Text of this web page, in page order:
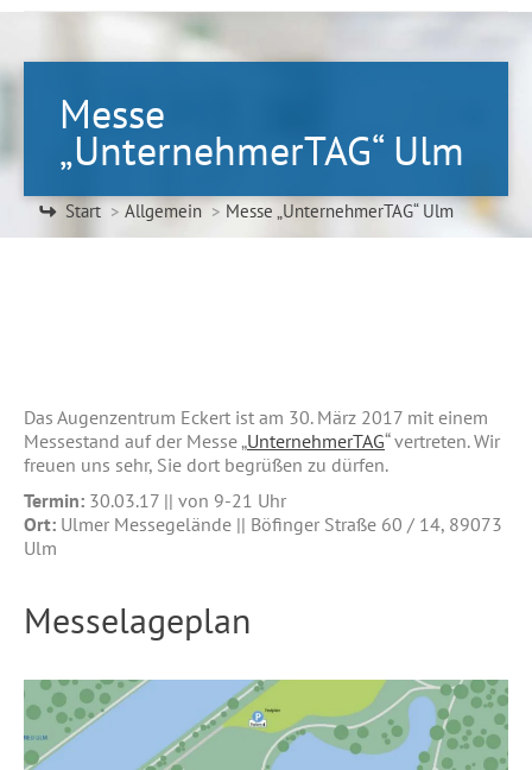
Messe
„UnternehmerTAG“ Ulm
Sie befinden sich hier:
Start Allgemein Messe „UnternehmerTAG“ Ulm
Das Augenzentrum Eckert ist am 30. März 2017 mit einem
Messestand auf der Messe „UnternehmerTAG“ vertreten. Wir
freuen uns sehr, Sie dort begrüßen zu dürfen.
Termin: 30.03.17 || von 9-21 Uhr
Ort: Ulmer Messegelände || Böfinger Straße 60 / 14, 89073
Ulm
Messelageplan